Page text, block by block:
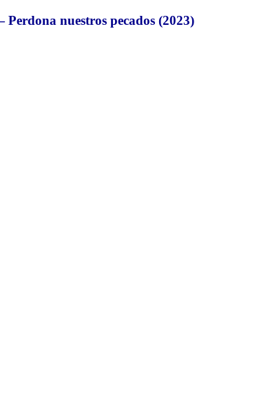
nuestros pecados (2023)